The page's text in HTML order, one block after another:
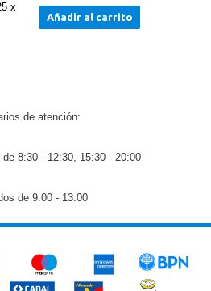
x
Añadir al carrito
de atención:
de 8:30 - 12:30, 15:30 - 20:00
de 9:00 - 13:00